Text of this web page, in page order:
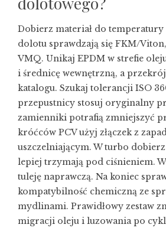
Dobierz materiał do
dolotu sprawdzają się FKM/
VMQ. Unikaj EPDM w strefie
i średnicę wewnętrzną, a
katalogu. Szukaj tolerancji ISO
przepustnicy stosuj oryginalny
zamienniki potrafią zmniejszyć
króćców PCV użyj złączek z
uszczelniającym. W turbo
lepiej trzymają pod ciśnieniem.
tuleję naprawczą. Na koniec
kompatybilność chemiczną ze
mydlinami. Prawidłowy zestaw
migracji oleju i luzowania po